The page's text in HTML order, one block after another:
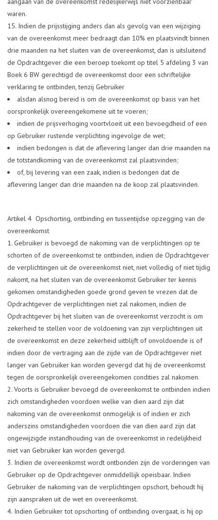
waren.
Indien de prijsstijging anders dan als gevolg van een wijziging
van de overeenkomst meer bedraagt dan 10% en plaatsvindt binnen
drie maanden na het sluiten van de overeenkomst, dan is uitsluitend
de Opdrachtgever die een beroep toekomt op titel 5 afdeling 3 van
Boek 6 BW gerechtigd de overeenkomst door een schriftelijke
verklaring te ontbinden, tenzij Gebruiker
alsdan alsnog bereid is om de overeenkomst op basis van het
oorspronkelijk overeengekomene uit te voeren;
indien de prijsverhoging voortvloeit uit een bevoegdheid of een
op Gebruiker rustende verplichting ingevolge de wet;
indien bedongen is dat de aflevering langer dan drie maanden na
de totstandkoming van de overeenkomst zal plaatsvinden;
of, bij levering van een zaak, indien is bedongen dat de
aflevering langer dan drie maanden na de koop zal plaatsvinden.
Artikel 4 Opschorting, ontbinding en tussentijdse opzegging van de
overeenkomst
Gebruiker is bevoegd de nakoming van de verplichtingen op te
schorten of de overeenkomst te ontbinden, indien de Opdrachtgever
de verplichtingen uit de overeenkomst niet, niet volledig of niet tijdig
nakomt, na het sluiten van de overeenkomst Gebruiker ter kennis
gekomen omstandigheden goede grond geven te vrezen dat de
Opdrachtgever de verplichtingen niet zal nakomen, indien de
Opdrachtgever bij het sluiten van de overeenkomst verzocht is om
zekerheid te stellen voor de voldoening van zijn verplichtingen uit
de overeenkomst en deze zekerheid uitblijft of onvoldoende is of
indien door de vertraging aan de zijde van de Opdrachtgever niet
langer van Gebruiker kan worden gevergd dat hij de overeenkomst
tegen de oorspronkelijk overeengekomen condities zal nakomen.
Voorts is Gebruiker bevoegd de overeenkomst te ontbinden indien
zich omstandigheden voordoen welke van dien aard zijn dat
nakoming van de overeenkomst onmogelijk is of indien er zich
anderszins omstandigheden voordoen die van dien aard zijn dat
ongewijzigde instandhouding van de overeenkomst in redelijkheid
niet van Gebruiker kan worden gevergd.
Indien de overeenkomst wordt ontbonden zijn de vorderingen van
Gebruiker op de Opdrachtgever onmiddellijk opeisbaar. Indien
Gebruiker de nakoming van de verplichtingen opschort, behoudt hij
zijn aanspraken uit de wet en overeenkomst.
Indien Gebruiker tot opschorting of ontbinding overgaat, is hij op